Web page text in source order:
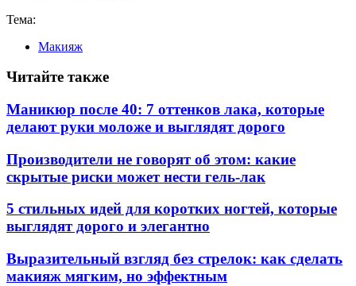
Тема:
Макияж
Читайте также
Маникюр после 40: 7 оттенков лака, которые
делают руки моложе и выглядят дорого
Производители не говорят об этом: какие
скрытые риски может нести гель-лак
5 стильных идей для коротких ногтей, которые
выглядят дорого и элегантно
Выразительный взгляд без стрелок: как сделать
макияж мягким, но эффектным